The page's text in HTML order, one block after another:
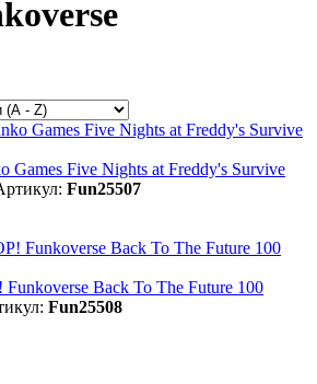
Games Five Nights at Freddy's Survive
Fun25507
Funkoverse Back To The Future 100
Fun25508